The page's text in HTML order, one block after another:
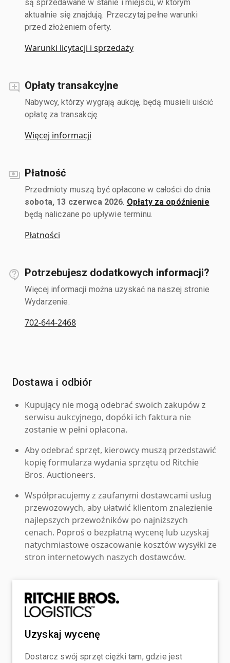
są sprzedawane w stanie i miejscu, w którym
aktualnie się znajdują. Przeczytaj pełne warunki
przed złożeniem oferty.
Warunki licytacji i sprzedaży
Opłaty transakcyjne
Nabywcy, którzy wygrają aukcję, będą musieli uiścić
opłatę za transakcję.
Więcej informacji
Płatność
Przedmioty muszą być opłacone w całości do dnia
sobota, 13 czerwca 2026 Opłaty za opóźnienie
będą naliczane po upływie terminu.
Płatności
Potrzebujesz dodatkowych informacji?
Więcej informacji można uzyskać na naszej stronie
Wydarzenie.
702-644-2468
Dostawa i odbiór
Kupujący nie mogą odebrać swoich zakupów z
serwisu aukcyjnego, dopóki ich faktura nie
zostanie w pełni opłacona.
Aby odebrać sprzęt, kierowcy muszą przedstawić
kopię formularza wydania sprzętu od Ritchie
Bros. Auctioneers.
Współpracujemy z zaufanymi dostawcami usług
przewozowych, aby ułatwić klientom znalezienie
najlepszych przewoźników po najniższych
cenach. Poproś o bezpłatną wycenę lub uzyskaj
natychmiastowe oszacowanie kosztów wysyłki ze
stron internetowych naszych dostawców.
Uzyskaj wycenę
Dostarcz swój sprzęt ciężki tam, gdzie jest